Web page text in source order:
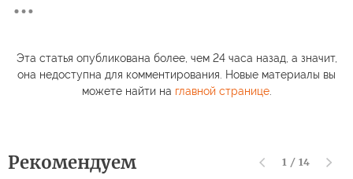
Эта статья опубликована более, чем 24 часа назад, а значит,
она недоступна для комментирования. Новые материалы вы
можете найти на главной странице.
Рекомендуем 1 / 14